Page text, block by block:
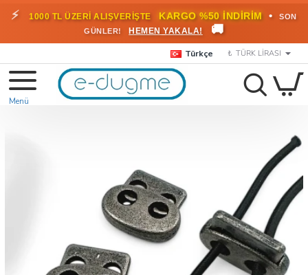
🎁 2000 TL ÜZERİ SİPARİŞLERDE KARGO BEDAVA! •
HEMEN
FAYDALANIN
🚚
Türkçe ₺ TÜRK LIRASI